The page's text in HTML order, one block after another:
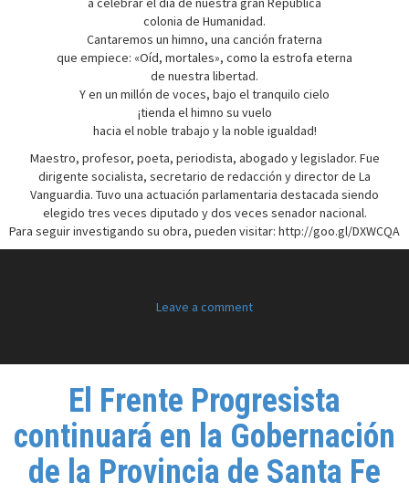
colonia de Humanidad.
Cantaremos un himno, una canción fraterna
que empiece: «Oíd, mortales», como la estrofa eterna
de nuestra libertad.
Y en un millón de voces, bajo el tranquilo cielo
¡tienda el himno su vuelo
hacia el noble trabajo y la noble igualdad!
Maestro, profesor, poeta, periodista, abogado y legislador. Fue
dirigente socialista, secretario de redacción y director de La
Vanguardia. Tuvo una actuación parlamentaria destacada siendo
elegido tres veces diputado y dos veces senador nacional.
Para seguir investigando su obra, pueden visitar: http://goo.gl/DXWCQA
Leave a comment
El Frente Progresista
continuará en la Gobernación
de la Provincia de Santa Fe